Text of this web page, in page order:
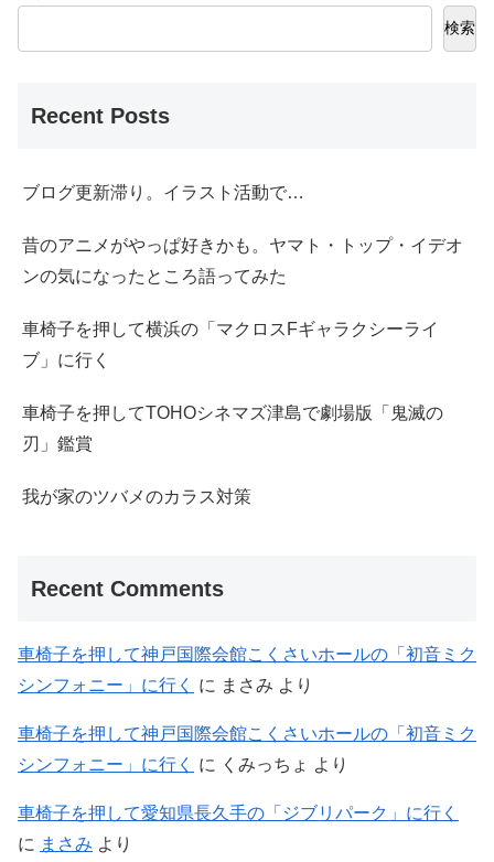
検索
Recent Posts
ブログ更新滞り。イラスト活動で…
昔のアニメがやっぱ好きかも。ヤマト・トップ・イデオ
ンの気になったところ語ってみた
車椅子を押して横浜の「マクロスFギャラクシーライ
ブ」に行く
車椅子を押してTOHOシネマズ津島で劇場版「鬼滅の
刃」鑑賞
我が家のツバメのカラス対策
Recent Comments
車椅子を押して神戸国際会館こくさいホールの「初音ミク
シンフォニー」に行く
に まさみ より
車椅子を押して神戸国際会館こくさいホールの「初音ミク
シンフォニー」に行く
に くみっちょ より
車椅子を押して愛知県長久手の「ジブリパーク」に行く
に まさみ より